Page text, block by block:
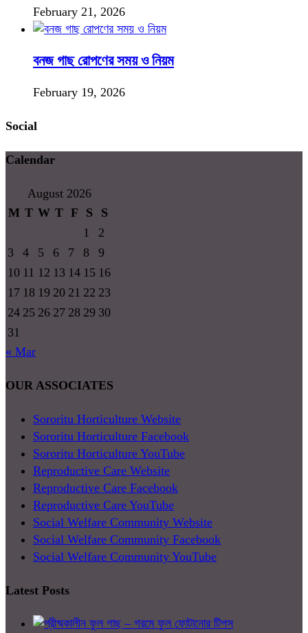
February 21, 2026
বনজ গাছ রোপণের সময় ও নিয়ম
February 19, 2026
Social
Calendar
August 2026
M T W T F S
S
1
2
3
4 5 6 7 8
9
10 11 12 13 14 15 16
17 18 19 20 21 22 23
24 25 26 27 28 29 30
31
« Mar
OUR ASSOCIATES
Sororitu Horticulture Website
Sororitu Horticulture Facebook
Sororitu Horticulture YouTube
Reproductive Care Website
Reproductive Care Facebook
Reproductive Care YouTube
Social Welfare Community Website
Social Welfare Community Facebook
Social Welfare Community YouTube
Latest Posts